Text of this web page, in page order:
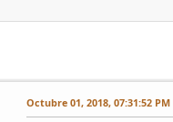
Octubre 01, 2018, 07:31:52 PM